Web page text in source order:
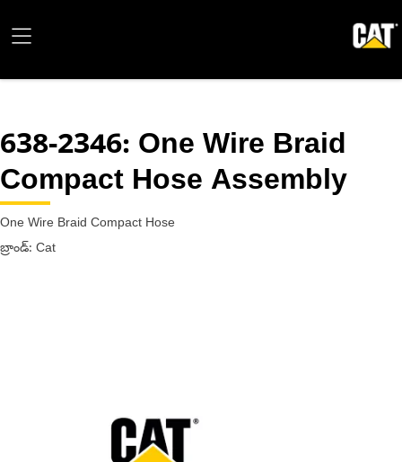
638-2346: One Wire Braid
Compact Hose Assembly
One Wire Braid Compact Hose
బ్రాండ్: Cat